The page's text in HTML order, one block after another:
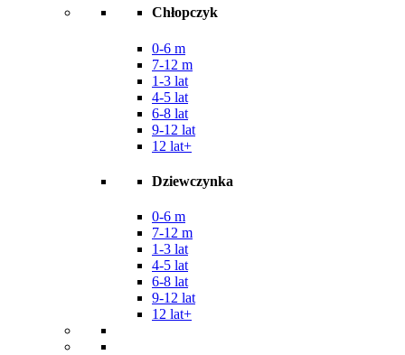
Chłopczyk
0-6 m
7-12 m
1-3 lat
4-5 lat
6-8 lat
9-12 lat
12 lat+
Dziewczynka
0-6 m
7-12 m
1-3 lat
4-5 lat
6-8 lat
9-12 lat
12 lat+